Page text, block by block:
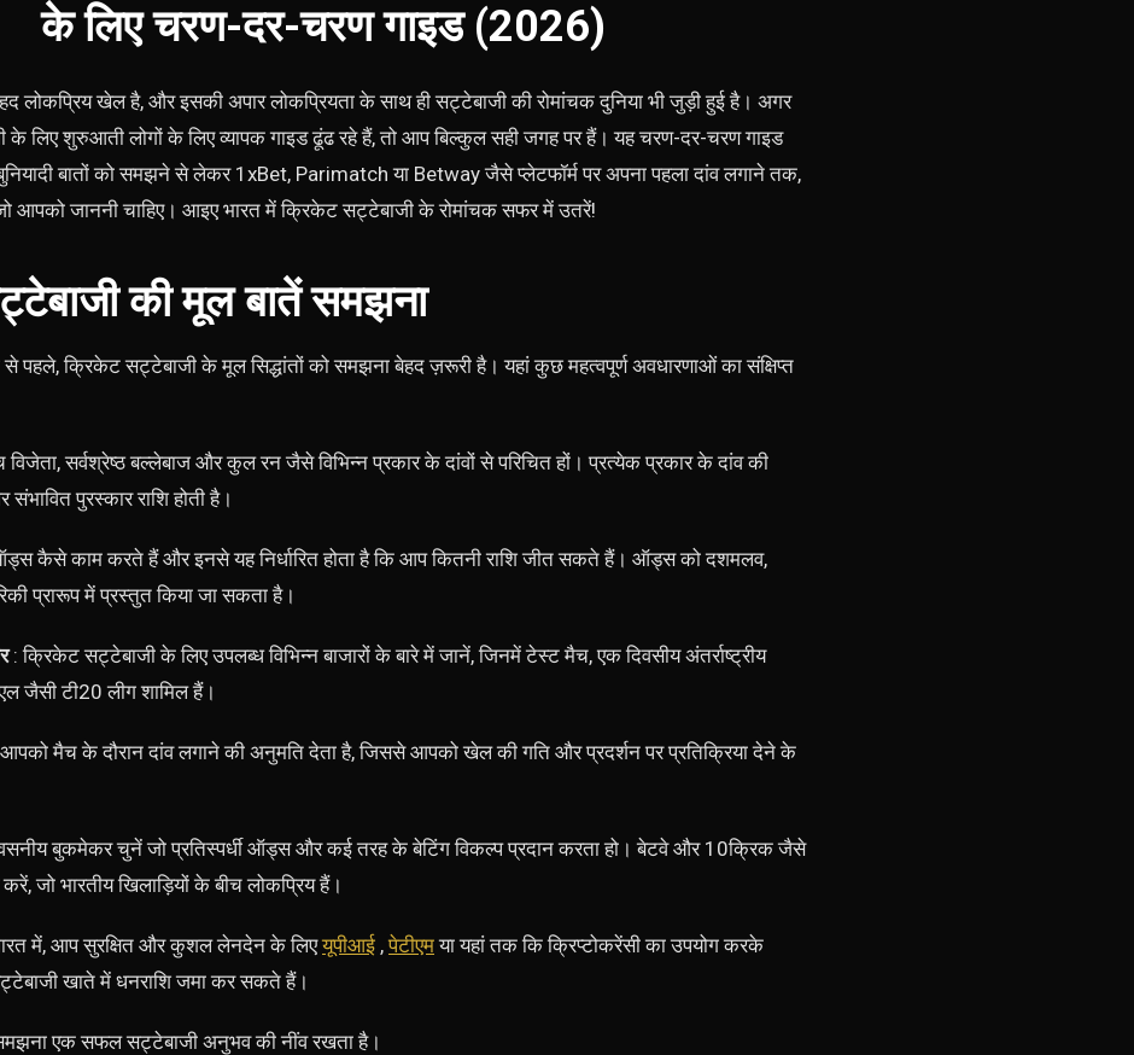
के लिए चरण-दर-चरण गाइड (2026)
लोकप्रिय खेल है, और इसकी अपार लोकप्रियता के साथ ही सट्टेबाजी की रोमांचक दुनिया भी जुड़ी हुई है। अगर
लिए शुरुआती लोगों के लिए व्यापक गाइड ढूंढ रहे हैं, तो आप बिल्कुल सही जगह पर हैं। यह चरण-दर-चरण गाइड
बातों को समझने से लेकर 1xBet, Parimatch या Betway जैसे प्लेटफॉर्म पर अपना पहला दांव लगाने तक,
आपको जाननी चाहिए। आइए भारत में क्रिकेट सट्टेबाजी के रोमांचक सफर में उतरें!
की मूल बातें समझना
से पहले, क्रिकेट सट्टेबाजी के मूल सिद्धांतों को समझना बेहद ज़रूरी है। यहां कुछ महत्वपूर्ण अवधारणाओं का संक्षिप्त
सर्वश्रेष्ठ बल्लेबाज और कुल रन जैसे विभिन्न प्रकार के दांवों से परिचित हों। प्रत्येक प्रकार के दांव की
पुरस्कार राशि होती है।
कैसे काम करते हैं और इनसे यह निर्धारित होता है कि आप कितनी राशि जीत सकते हैं। ऑड्स को दशमलव,
प्रारूप में प्रस्तुत किया जा सकता है।
: क्रिकेट सट्टेबाजी के लिए उपलब्ध विभिन्न बाजारों के बारे में जानें, जिनमें टेस्ट मैच, एक दिवसीय अंतर्राष्ट्रीय
जैसी टी20 लीग शामिल हैं।
मैच के दौरान दांव लगाने की अनुमति देता है, जिससे आपको खेल की गति और प्रदर्शन पर प्रतिक्रिया देने के
बुकमेकर चुनें जो प्रतिस्पर्धी ऑड्स और कई तरह के बेटिंग विकल्प प्रदान करता हो। बेटवे और 10क्रिक जैसे
करें, जो भारतीय खिलाड़ियों के बीच लोकप्रिय हैं।
में, आप सुरक्षित और कुशल लेनदेन के लिएयूपीआई ,पेटीएमया यहां तक ​​कि क्रिप्टोकरेंसी का उपयोग करके
खाते में धनराशि जमा कर सकते हैं।
समझना एक सफल सट्टेबाजी अनुभव की नींव रखता है।